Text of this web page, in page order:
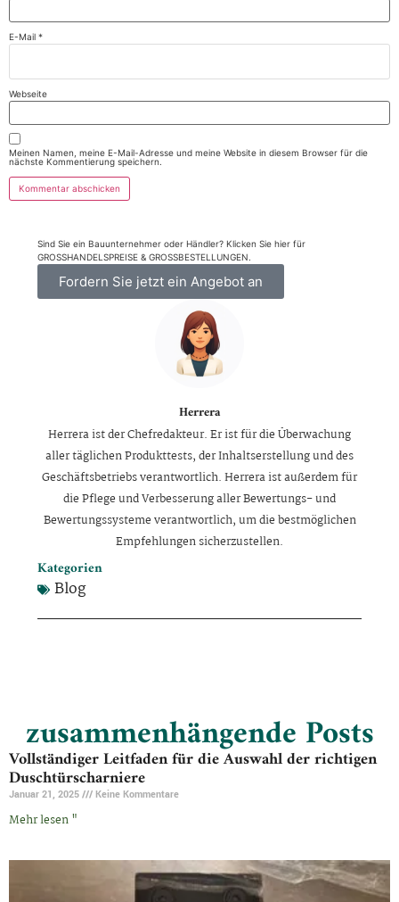
E-Mail *
Webseite
Meinen Namen, meine E-Mail-Adresse und meine Website in diesem Browser für die
nächste Kommentierung speichern.
Sind Sie ein Bauunternehmer oder Händler? Klicken Sie hier für
GROSSHANDELSPREISE & GROSSBESTELLUNGEN.
Fordern Sie jetzt ein Angebot an
Herrera
Herrera ist der Chefredakteur. Er ist für die Überwachung
aller täglichen Produkttests, der Inhaltserstellung und des
Geschäftsbetriebs verantwortlich. Herrera ist außerdem für
die Pflege und Verbesserung aller Bewertungs- und
Bewertungssysteme verantwortlich, um die bestmöglichen
Empfehlungen sicherzustellen.
Kategorien
Blog
zusammenhängende Posts
Vollständiger Leitfaden für die Auswahl der richtigen
Duschtürscharniere
Januar 21, 2025 Keine Kommentare
Mehr lesen "